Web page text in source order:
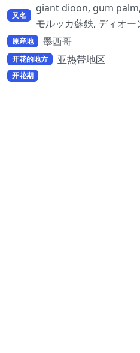
又名
giant dioon, gum
モルッカ蘇鉄, ディオ
原産地 墨西哥
开花的地方 亚热带地区
开花期